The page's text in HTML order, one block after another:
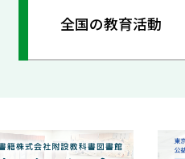
全国の教育活動